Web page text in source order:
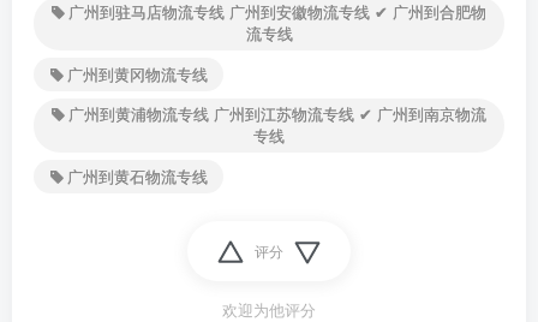
广州到驻马店物流专线 广州到安徽物流专线 ✔ 广州到合肥物
流专线
广州到黄冈物流专线
广州到黄浦物流专线 广州到江苏物流专线 ✔ 广州到南京物流
专线
广州到黄石物流专线
评分
欢迎为他评分